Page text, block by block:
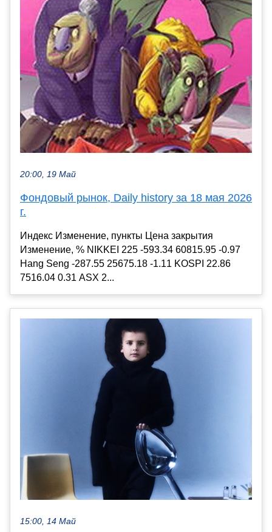
20:00, 19 Май
Фондовый рынок, Daily history за 18 мая 2026
г.
Индекс Изменение, пункты Цена закрытия
Изменение, % NIKKEI 225 -593.34 60815.95 -0.97
Hang Seng -287.55 25675.18 -1.11 KOSPI 22.86
7516.04 0.31 ASX 2...
15:00, 14 Май